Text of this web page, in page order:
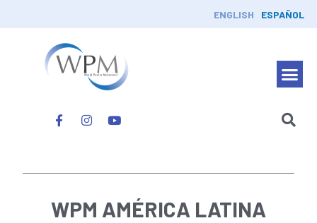
ENGLISH ESPAÑOL
WPM AMÉRICA LATINA